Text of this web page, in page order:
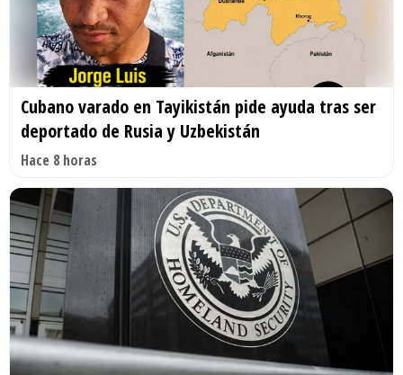
Cubano varado en Tayikistán pide ayuda tras ser
deportado de Rusia y Uzbekistán
Hace 8 horas